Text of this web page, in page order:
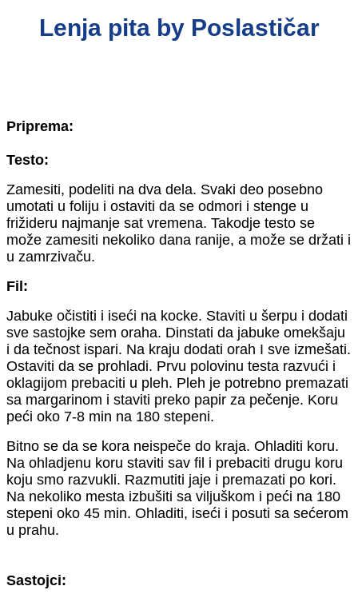
Lenja pita by Poslastičar
Priprema:
Testo:
Zamesiti, podeliti na dva dela. Svaki deo posebno
umotati u foliju i ostaviti da se odmori i stenge u
frižideru najmanje sat vremena. Takodje testo se
može zamesiti nekoliko dana ranije, a može se držati i
u zamrzivaču.
Fil:
Jabuke očistiti i iseći na kocke. Staviti u šerpu i dodati
sve sastojke sem oraha. Dinstati da jabuke omekšaju
i da tečnost ispari. Na kraju dodati orah I sve izmešati.
Ostaviti da se prohladi. Prvu polovinu testa razvući i
oklagijom prebaciti u pleh. Pleh je potrebno premazati
sa margarinom i staviti preko papir za pečenje. Koru
peći oko 7-8 min na 180 stepeni.
Bitno se da se kora neispeče do kraja. Ohladiti koru.
Na ohladjenu koru staviti sav fil i prebaciti drugu koru
koju smo razvukli. Razmutiti jaje i premazati po kori.
Na nekoliko mesta izbušiti sa viljuškom i peći na 180
stepeni oko 45 min. Ohladiti, iseći i posuti sa sećerom
u prahu.
Sastojci: